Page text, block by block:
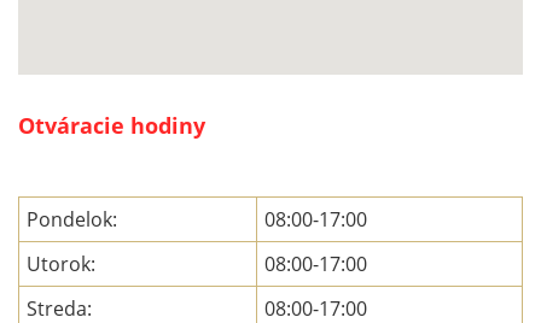
Otváracie hodiny
Pondelok:
08:00-17:00
Utorok:
08:00-17:00
Streda:
08:00-17:00